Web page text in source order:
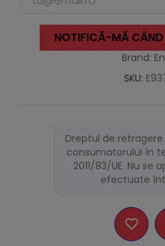
NOTIFICĂ-MĂ CÂND
Brand:
SKU:
Dreptul de
consumatorului în
2011/83/UE. Nu se
efectuate